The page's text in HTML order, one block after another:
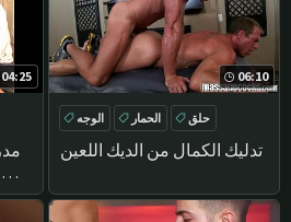
04:25 06:10
تدليك الكمال من الديك اللعين
الوجه الحمار
حلق
تدليك